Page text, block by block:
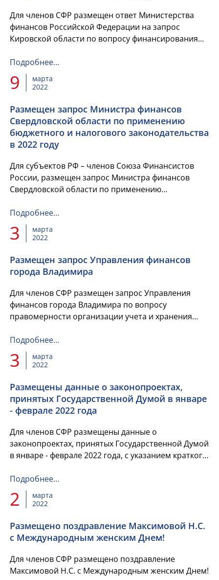
Для членов СФР размещен ответ Министерства
финансов Российской Федерации на запрос
Кировской области по вопросу финансирования
средств, имеющих функции ф...
Подробнее…
9
марта
2022
Размещен запрос Министра финансов
Свердловской области по применению
бюджетного и налогового законодательства
в 2022 году
Для субъектов РФ – членов Союза Финансистов
России, размещен запрос Министра финансов
Свердловской области по применению
году.
Подробнее…
3
марта
2022
Размещен запрос Управления финансов
города Владимира
Для членов СФР размещен запрос Управления
финансов города Владимира по вопросу
правомерности организации учета и хранения
соответствии с п.4 ст.242.2 Бюджетно...
Подробнее…
3
марта
2022
Размещены данные о законопроектах,
принятых Государственной Думой в январе
- феврале 2022 года
Для членов СФР размещены данные о
законопроектах, принятых Государственной Думой
в январе - феврале 2022 года, с указанием краткого
чтения, в котором он был...
Подробнее…
2
марта
2022
Размещено поздравление Максимовой Н.С.
с Международным женским Днем!
Для членов СФР размещено поздравление
Максимовой Н.С. с Международным женским Днем!